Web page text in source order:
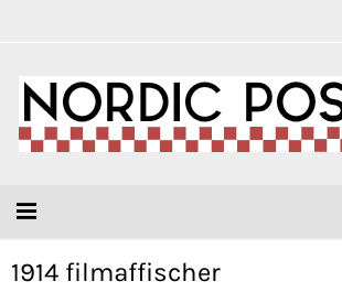
1914 filmaffischer